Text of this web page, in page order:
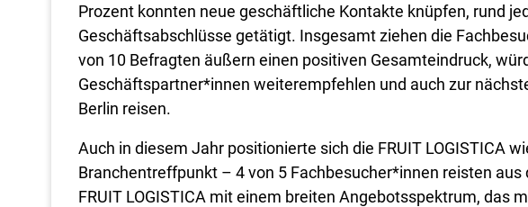
Prozent konnten neue geschäftliche Kontakte knüpfen, rund
Geschäftsabschlüsse getätigt. Insgesamt ziehen die
von 10 Befragten äußern einen positiven Gesamteindruck,
Geschäftspartner*innen weiterempfehlen und auch zur
Berlin reisen.
Auch in diesem Jahr positionierte sich die FRUIT LOGISTICA
Branchentreffpunkt – 4 von 5 Fachbesucher*innen reisten
FRUIT LOGISTICA mit einem breiten Angebotsspektrum, das